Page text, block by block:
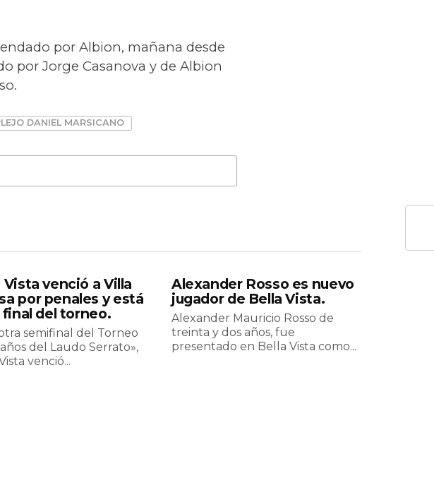
por Albion, mañana desde
por Jorge Casanova y de Albion
DANIEL MARSICANO
Vista venció a Villa
por penales y está
final del torneo.
semifinal del Torneo
del Laudo Serrato»,
venció...
Alexander Rosso es nuevo
jugador de Bella Vista.
Alexander Mauricio Rosso de
treinta y dos años, fue
presentado en Bella Vista como...